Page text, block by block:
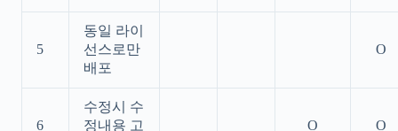
5
동일 라이
선스로만
배포
O
6
수정시 수
정내용 고
O O